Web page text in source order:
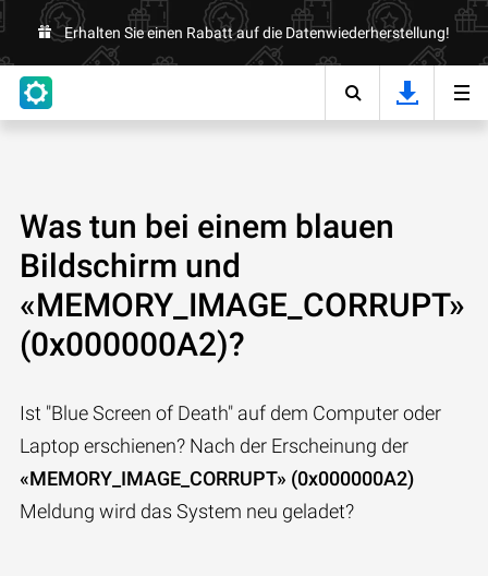
Erhalten Sie einen Rabatt auf die Datenwiederherstellung!
Was tun bei einem blauen
Bildschirm und
«MEMORY_IMAGE_CORRUPT»
(0x000000A2)?
Ist "Blue Screen of Death" auf dem Computer oder
Laptop erschienen? Nach der Erscheinung der
«MEMORY_IMAGE_CORRUPT» (0x000000A2)
Meldung wird das System neu geladet?